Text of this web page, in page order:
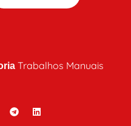
Trabalhos Manuais